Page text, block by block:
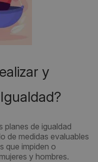
y
planes de igualdad
de medidas evaluables
que impiden o
y hombres.